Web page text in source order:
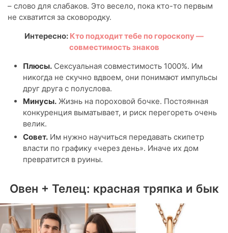
– слово для слабаков. Это весело, пока кто-то первым
не схватится за сковородку.
Интересно: Кто подходит тебе по гороскопу —
совместимость знаков
Плюсы. Сексуальная совместимость 1000%. Им
никогда не скучно вдвоем, они понимают импульсы
друг друга с полуслова.
Минусы. Жизнь на пороховой бочке. Постоянная
конкуренция выматывает, и риск перегореть очень
велик.
Совет. Им нужно научиться передавать скипетр
власти по графику «через день». Иначе их дом
превратится в руины.
Овен + Телец: красная тряпка и бык